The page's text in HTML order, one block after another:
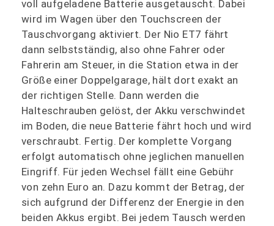
voll aufgeladene Batterie ausgetauscht. Dabei
wird im Wagen über den Touchscreen der
Tauschvorgang aktiviert. Der Nio ET7 fährt
dann selbstständig, also ohne Fahrer oder
Fahrerin am Steuer, in die Station etwa in der
Größe einer Doppelgarage, hält dort exakt an
der richtigen Stelle. Dann werden die
Halteschrauben gelöst, der Akku verschwindet
im Boden, die neue Batterie fährt hoch und wird
verschraubt. Fertig. Der komplette Vorgang
erfolgt automatisch ohne jeglichen manuellen
Eingriff. Für jeden Wechsel fällt eine Gebühr
von zehn Euro an. Dazu kommt der Betrag, der
sich aufgrund der Differenz der Energie in den
beiden Akkus ergibt. Bei jedem Tausch werden